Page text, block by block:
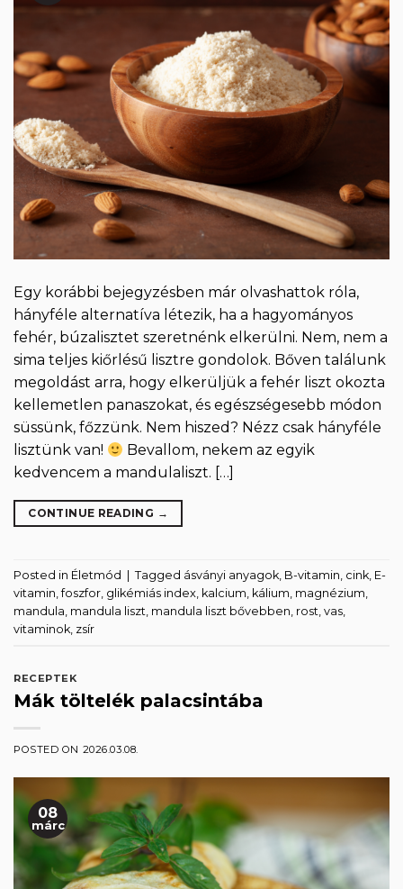
Egy korábbi bejegyzésben már olvashattok róla,
hányféle alternatíva létezik, ha a hagyományos
fehér, búzalisztet szeretnénk elkerülni. Nem, nem a
sima teljes kiőrlésű lisztre gondolok. Bőven találunk
megoldást arra, hogy elkerüljük a fehér liszt okozta
kellemetlen panaszokat, és egészségesebb módon
süssünk, főzzünk. Nem hiszed? Nézz csak hányféle
lisztünk van!
Bevallom, nekem az egyik
kedvencem a mandulaliszt. […]
CONTINUE READING →
Posted in Életmód | Tagged ásványi anyagok B-vitamin cink E-
vitamin ,foszfor glikémiás index kalcium kálium magnézium
mandula mandula liszt mandula liszt bővebben rost vas
vitaminok zsír
RECEPTEK
Mák töltelék palacsintába
POSTED ON 2026.03.08.
08
márc